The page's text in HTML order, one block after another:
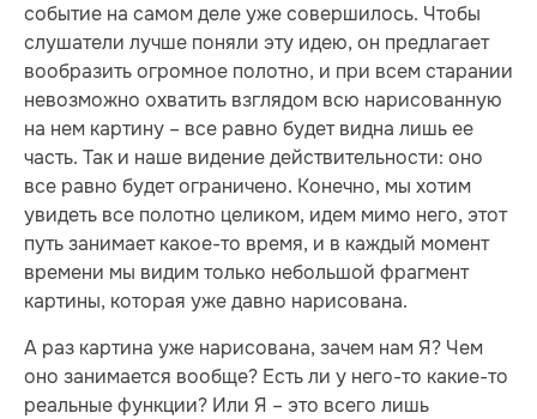
событие на самом деле уже совершилось. Чтобы
слушатели лучше поняли эту идею, он предлагает
вообразить огромное полотно, и при всем старании
невозможно охватить взглядом всю нарисованную
на нем картину – все равно будет видна лишь ее
часть. Так и наше видение действительности: оно
все равно будет ограничено. Конечно, мы хотим
увидеть все полотно целиком, идем мимо него, этот
путь занимает какое-то время, и в каждый момент
времени мы видим только небольшой фрагмент
картины, которая уже давно нарисована.
А раз картина уже нарисована, зачем нам Я? Чем
оно занимается вообще? Есть ли у него-то какие-то
реальные функции? Или Я – это всего лишь